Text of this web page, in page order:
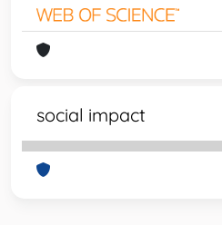
social impact